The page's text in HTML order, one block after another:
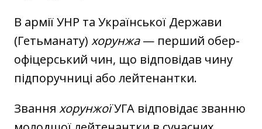
В армії УНР та Української Держави
(Гетьманату) хорунжа— перший обер-
офіцерський чин, що відповідав чину
підпоручниці або лейтенантки.
Звання хорунжоїУГА відповідає званню